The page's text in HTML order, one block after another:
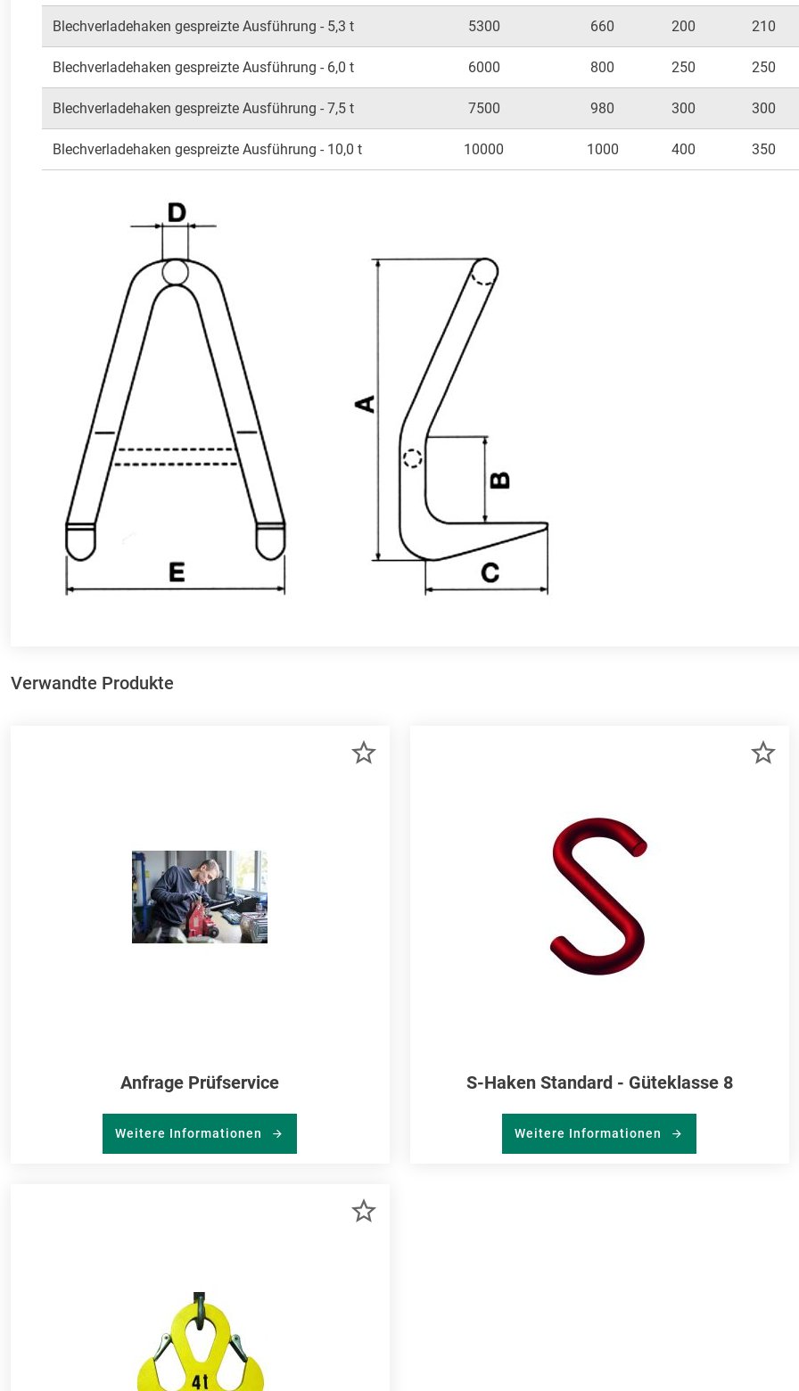
Blechverladehaken gespreizte Ausführung - 5,3 t 5300 660 200 210
Blechverladehaken gespreizte Ausführung - 6,0 t 6000 800 250 250
Blechverladehaken gespreizte Ausführung - 7,5 t 7500 980 300 300
Blechverladehaken gespreizte Ausführung - 10,0 t 10000 1000 400 350
Verwandte Produkte
Anfrage Prüfservice
Weitere Informationen
S-Haken Standard - Güteklasse 8
Weitere Informationen